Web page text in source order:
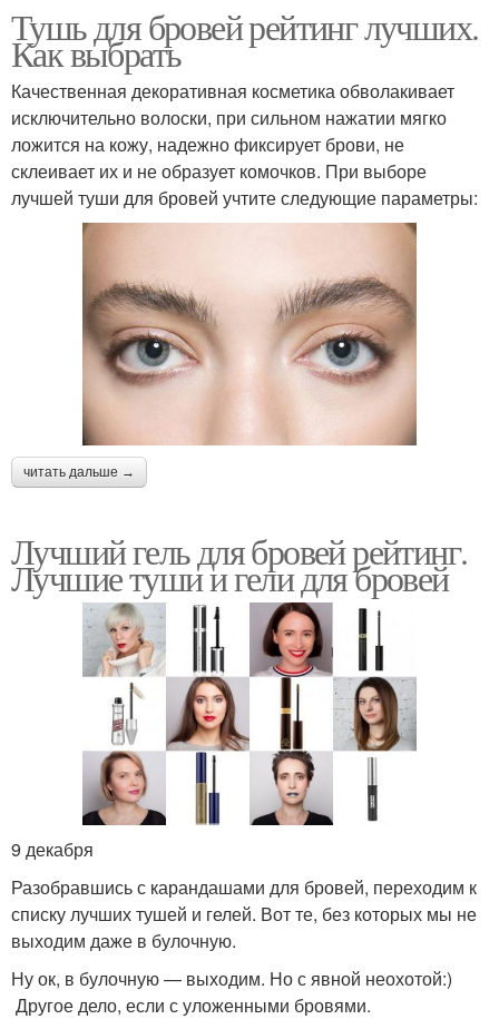
Тушь для бровей рейтинг лучших.
Как выбрать
Качественная декоративная косметика обволакивает
исключительно волоски, при сильном нажатии мягко
ложится на кожу, надежно фиксирует брови, не
склеивает их и не образует комочков. При выборе
лучшей туши для бровей учтите следующие параметры:
читать дальше →
Лучший гель для бровей рейтинг.
Лучшие туши и гели для бровей
9 декабря
Разобравшись с карандашами для бровей, переходим к
списку лучших тушей и гелей. Вот те, без которых мы не
выходим даже в булочную.
Ну ок, в булочную — выходим. Но с явной неохотой:)
Другое дело, если с уложенными бровями.